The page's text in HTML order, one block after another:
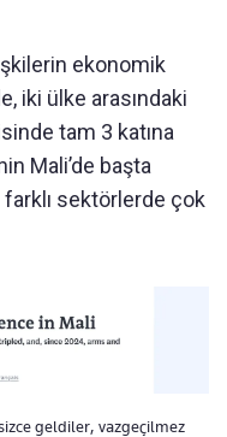
ekonomik
iki ülke arasındaki
tam 3 katına
Mali’de başta
sektörlerde çok
geldiler, vazgeçilmez